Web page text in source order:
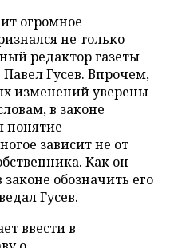
огромное
не только
редактор газеты
Гусев. Впрочем,
изменений уверены
в законе
понятие
зависит не от
Как он
обозначить его
Гусев.
ввести в